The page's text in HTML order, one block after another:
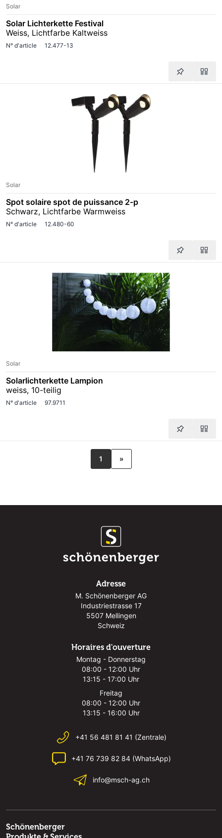
Solar
Solar Lichterkette Festival
Weiss, Lichtfarbe Kaltweiss
N° d'article 12.477-13
Solar
Spot solaire spot de puissance 2-p
Schwarz, Lichtfarbe Warmweiss
N° d'article 12.480-60
Solar
Solarlichterkette Lampion
weiss, 10-teilig
N° d'article 97.9711
1 »
Adresse
M. Schönenberger AG
Industriestrasse 17
5507 Mellingen
Schweiz
Horaires d'ouverture
Montag - Donnerstag
08:00 - 12:00 Uhr
13:15 - 17:00 Uhr
Freitag
08:00 - 12:00 Uhr
13:15 - 16:00 Uhr
+41 56 481 81 41 (Zentrale)
+41 76 739 82 84 (WhatsApp)
info@msch-ag.ch
Schönenberger